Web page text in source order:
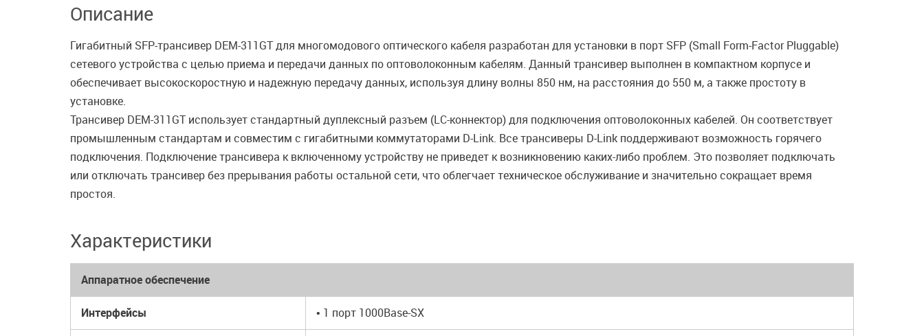
Описание
Гигабитный SFP-трансивер DEM-311GT для многомодового оптического кабеля разработан для установки в порт SFP (Small Form-Factor Pluggable)
сетевого устройства с целью приема и передачи данных по оптоволоконным кабелям. Данный трансивер выполнен в компактном корпусе и
обеспечивает высокоскоростную и надежную передачу данных, используя длину волны 850 нм, на расстояния до 550 м, а также простоту в
установке.
Трансивер DEM-311GT использует стандартный дуплексный разъем (LC-коннектор) для подключения оптоволоконных кабелей. Он соответствует
промышленным стандартам и совместим с гигабитными коммутаторами D-Link. Все трансиверы D-Link поддерживают возможность горячего
подключения. Подключение трансивера к включенному устройству не приведет к возникновению каких-либо проблем. Это позволяет подключать
или отключать трансивер без прерывания работы остальной сети, что облегчает техническое обслуживание и значительно сокращает время
простоя.
Характеристики
Аппаратное обеспечение
Интерфейсы • 1 порт 1000Base-SX